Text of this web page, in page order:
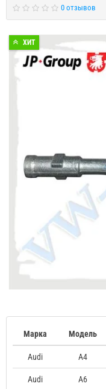
0 отзывов
ХИТ
Марка Модель
Audi A4
Audi A6